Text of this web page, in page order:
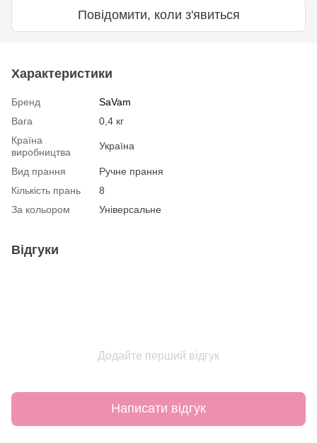
Повідомити, коли з'явиться
Характеристики
Бренд
SaVam
Вага
0,4 кг
Країна
виробництва
Україна
Вид прання
Ручне прання
Кількість прань
8
За кольором
Універсальне
Відгуки
Додайте перший відгук
Написати відгук